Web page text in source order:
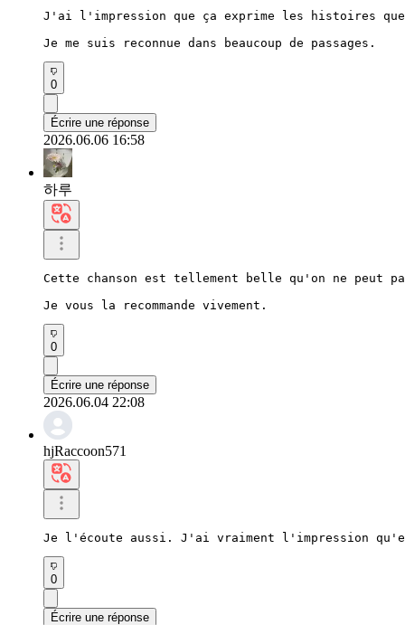
J'ai l'impression que ça exprime les histoires
Je me suis reconnue dans beaucoup de passages.
0
Écrire une réponse
2026.06.06 16:58
하루
Cette chanson est tellement belle qu'on ne peut
Je vous la recommande vivement.
0
Écrire une réponse
2026.06.04 22:08
hjRaccoon571
Je l'écoute aussi. J'ai vraiment l'impression
0
Écrire une réponse